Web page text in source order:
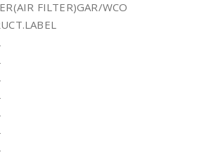
FILTER)GAR/WCO